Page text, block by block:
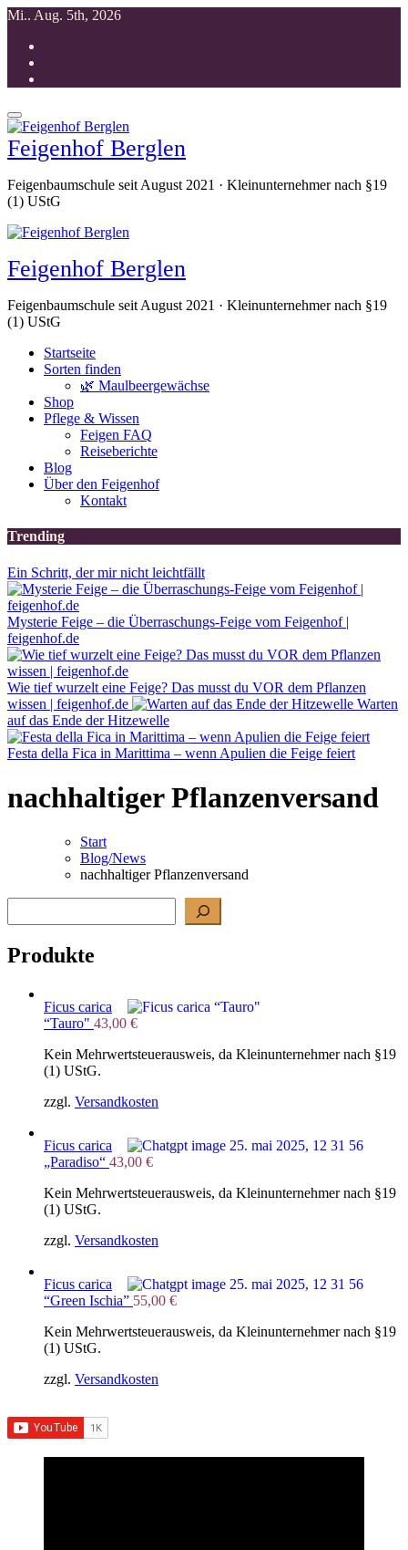
Zum
springen
Mi.. Aug. 5th, 2026
Feigenhof Berglen
Feigenbaumschule seit August 2021 · Kleinunternehmer nach §19
(1) UStG
Feigenhof Berglen
Feigenbaumschule seit August 2021 · Kleinunternehmer nach §19
(1) UStG
Startseite
Sorten finden
🌿 Maulbeergewächse
Shop
Pflege & Wissen
Feigen FAQ
Reiseberichte
Blog
Über den Feigenhof
Kontakt
Trending
Ein Schritt, der mir nicht leichtfällt
Mysterie Feige – die Überraschungs-Feige vom Feigenhof |
feigenhof.de
Wie tief wurzelt eine Feige? Das musst du VOR dem Pflanzen
wissen | feigenhof.de
Warten
auf das Ende der Hitzewelle
Festa della Fica in Marittima – wenn Apulien die Feige feiert
nachhaltiger Pflanzenversand
Start
Blog/News
nachhaltiger Pflanzenversand
Produkte
Ficus carica
“Tauro" 43,00 €
Kein Mehrwertsteuerausweis, da Kleinunternehmer nach §19
(1) UStG.
zzgl. Versandkosten
Ficus carica
„Paradiso“ 43,00 €
Kein Mehrwertsteuerausweis, da Kleinunternehmer nach §19
(1) UStG.
zzgl. Versandkosten
Ficus carica
“Green Ischia” 55,00 €
Kein Mehrwertsteuerausweis, da Kleinunternehmer nach §19
(1) UStG.
zzgl. Versandkosten